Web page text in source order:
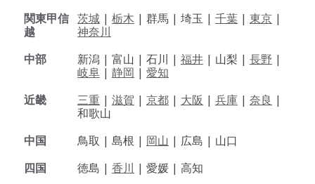
関東甲信
越
茨城 | 栃木 | 群馬 | 埼玉 | 千葉 | 東京 |
神奈川
中部
新潟 | 富山 | 石川 | 福井 | 山梨 | 長野 |
岐阜 | 静岡 | 愛知
近畿
三重 | 滋賀 | 京都 | 大阪 | 兵庫 | 奈良 |
和歌山
中国
鳥取 | 島根 | 岡山 | 広島 | 山口
四国
徳島 | 香川 | 愛媛 | 高知